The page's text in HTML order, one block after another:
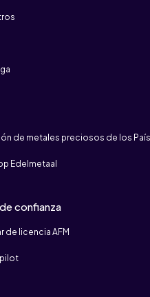
de metales preciosos de los
Edelmetaal
confianza
de licencia AFM